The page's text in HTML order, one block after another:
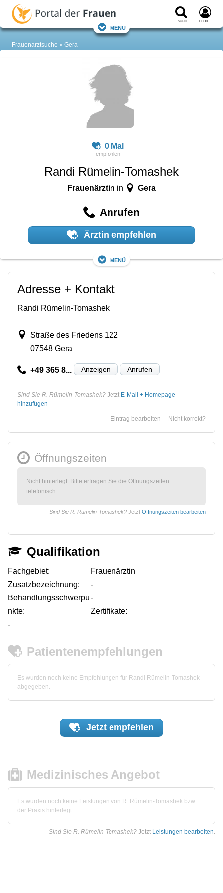
Suche Login
Menü
Frauenarztsuche Gera
0 Mal
Randi Rümelin-Tomashek
Frauenärztin in Gera
Anrufen
Ärztin empfehlen
Menü
Adresse + Kontakt
Randi Rümelin-Tomashek
Straße des Friedens 122
07548 Gera
+49 365 8... Anzeigen Anrufen
Sind Sie R. Rümelin-Tomashek? Jetzt E-Mail + Homepage
hinzufügen
Nicht korrekt?
Eintrag bearbeiten
Öffnungszeiten
Nicht hinterlegt. Bitte erfragen Sie die Öffnungszeiten
telefonisch.
Sind Sie R. Rümelin-Tomashek? Jetzt Öffnungszeiten bearbeiten
Qualifikation
Fachgebiet:
Frauenärztin
Zusatzbezeichnung:
-
Behandlungsschwerpu
nkte:
-
Zertifikate:
-
Patientenempfehlungen
Es wurden noch keine Empfehlungen für Randi Rümelin-Tomashek
abgegeben.
Jetzt empfehlen
Medizinisches Angebot
Es wurden noch keine Leistungen von R. Rümelin-Tomashek bzw.
der Praxis hinterlegt.
Sind Sie R. Rümelin-Tomashek? Jetzt Leistungen bearbeiten.